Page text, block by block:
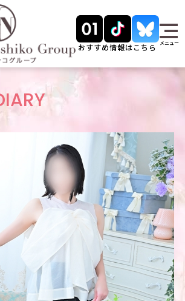
おすすめ情報はこちら メニュー